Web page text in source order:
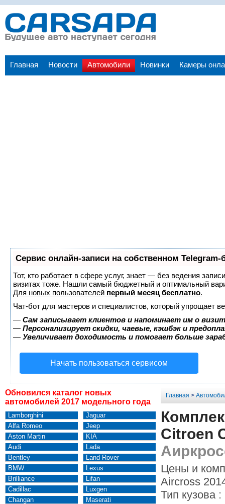
Главная Новости Автомобили Новинки Камеры
Сервис онлайн-записи на собственном Telegram-
Тот, кто работает в сфере услуг, знает — без ведения
визитах тоже. Нашли самый бюджетный и оптимальный
Для новых пользователей первый месяц бесплатно.
Чат-бот для мастеров и специалистов, который упрощает
— Сам записывает клиентов и напоминает им о
— Персонализирует скидки, чаевые, кэшбэк и
— Увеличивает доходимость и помогает больше
Начать пользоваться сервисом
Обновился каталог новых
автомобилей 2017 модельного года
Lamborghini
Alfa Romeo
Aston Martin
Audi
Bentley
BMW
Brilliance
Cadillac
Changan
Jaguar
Jeep
KIA
Lada
Land Rover
Lexus
Lifan
Luxgen
Maserati
Главная >
Citroen
Цены и
Aircross
Тип кузова :